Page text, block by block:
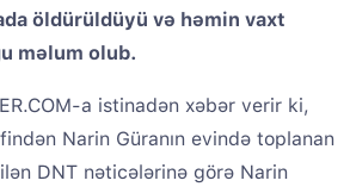
öldürüldüyü və həmin vaxt
məlum olub.
a istinadən xəbər verir ki,
Narin Güranın evində toplanan
DNT nəticələrinə görə Narin